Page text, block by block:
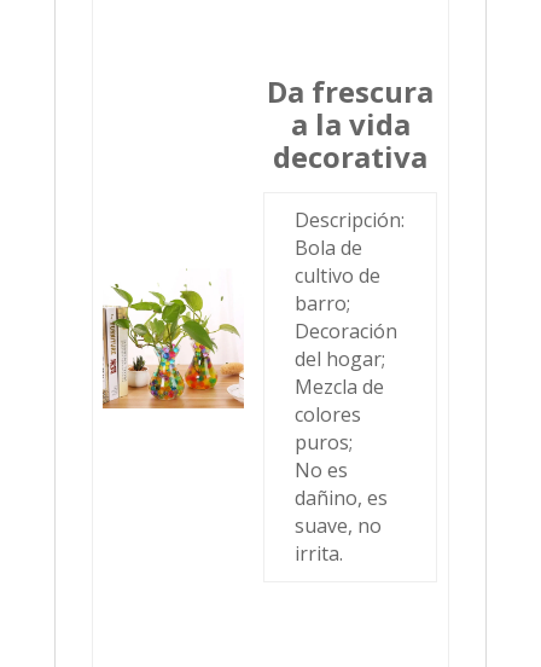
Da frescura
a la vida
decorativa
Descripción:
Bola de
cultivo de
barro;
Decoración
del hogar;
Mezcla de
colores
puros;
No es
dañino, es
suave, no
irrita.